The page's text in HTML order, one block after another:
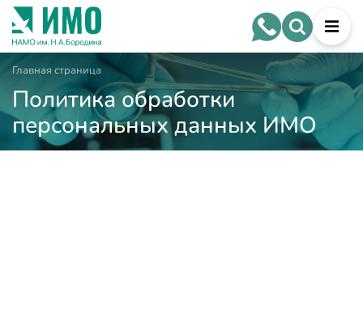
Главная страница
Политика обработки
персональных данных ИМО